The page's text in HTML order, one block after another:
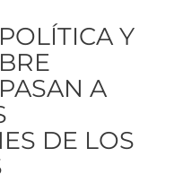
Y
A
DE LOS